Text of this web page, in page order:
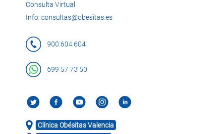
Consulta Virtual
Info: consultas@obesitas.es
900 604 604
699 57 73 50
Clínica Obésitas Valencia